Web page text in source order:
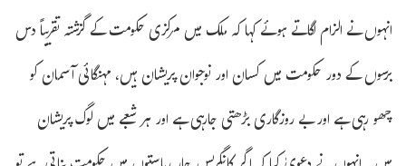
انہوں نے الزام لگاتے ہوئے کہا کہ ملک میں مرکزی حکومت کے گزشتہ تقریباً دس
برسوں کے دور حکومت میں کسان اور نوجوان پریشان ہیں، مہنگائی آسمان کو
چھو رہی ہے اور بے روزگاری بڑھتی جارہی ہے اور ہر شعبے میں لوگ پریشان